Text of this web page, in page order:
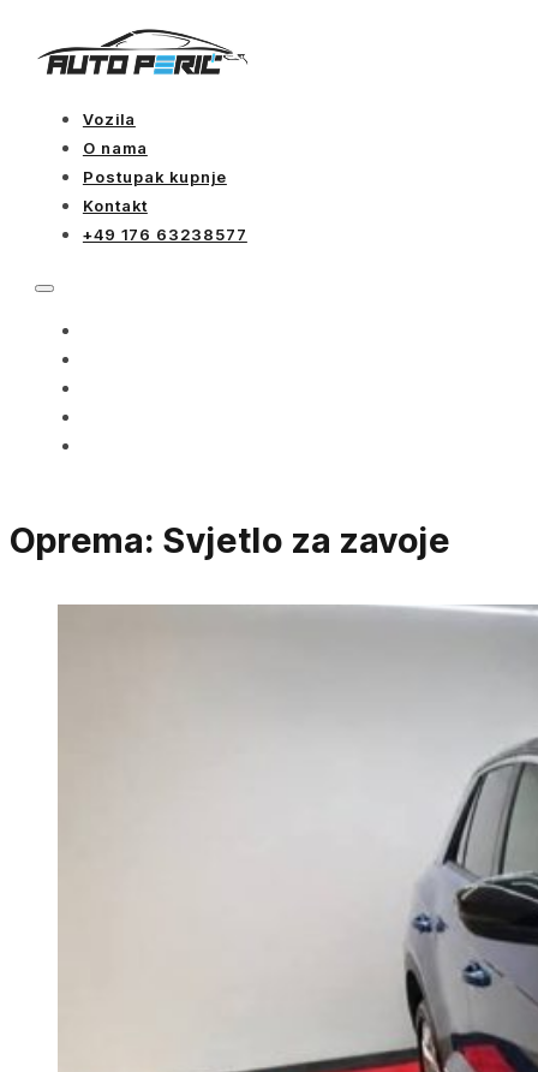
Vozila
O nama
Postupak kupnje
Kontakt
+49 176 63238577
Oprema: Svjetlo za zavoje